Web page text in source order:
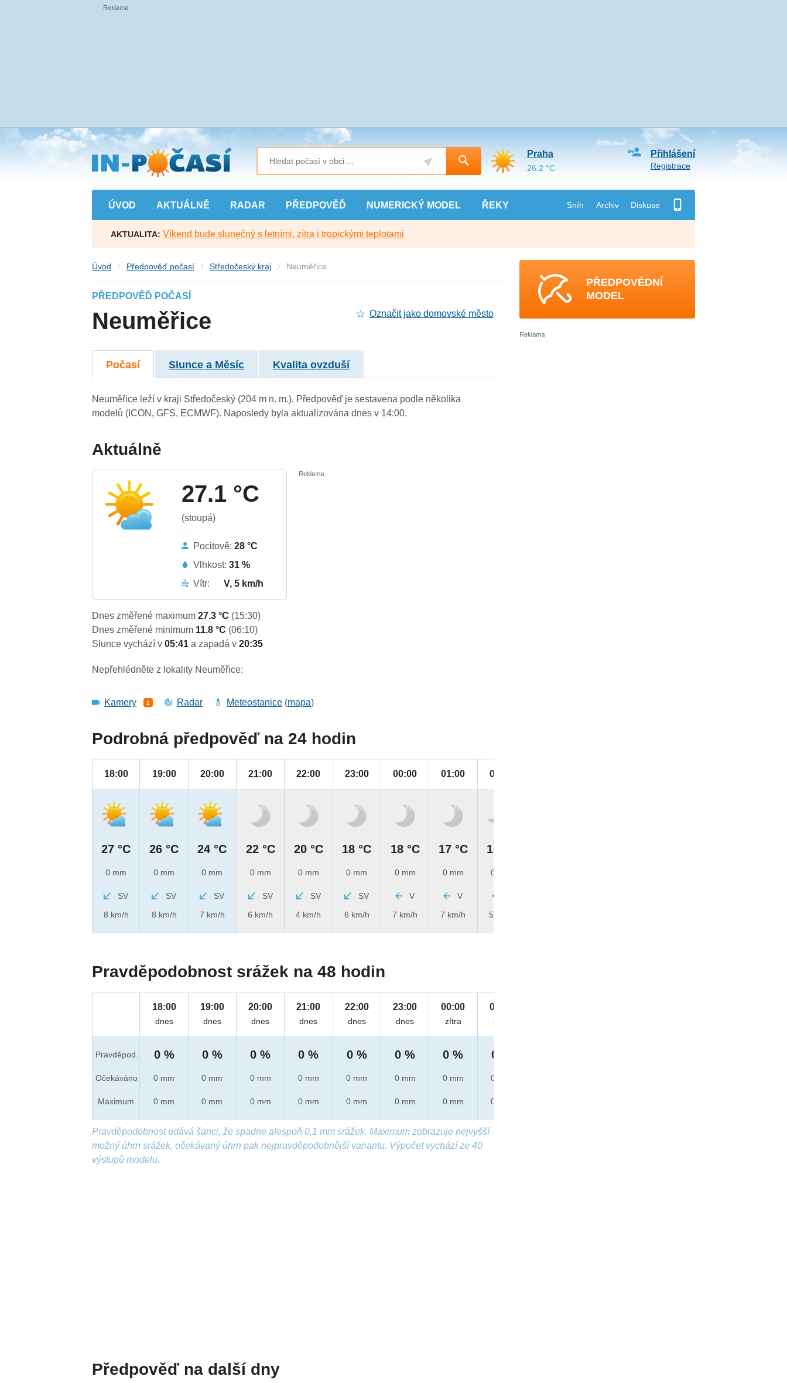
Přejít
na
hlavní
obsah
ÚVOD AKTUÁLNĚ RADAR PŘEDPOVĚĎ NUMERICKÝ MODEL ŘEKY Sníh Archiv Diskuse
Přihlášení
Registrace
Praha
26.2 °C
AKTUALITA: Víkend bude slunečný s letními, zítra i tropickými teplotami
Úvod Předpověď počasí Středočeský kraj Neuměřice
PŘEDPOVĚĎ POČASÍ
Neuměřice Označit jako domovské město
Počasí Slunce a Měsíc Kvalita ovzduší
Neuměřice leží v kraji Středočeský (204 m n. m.). Předpověď je sestavena podle několika
modelů (ICON, GFS, ECMWF). Naposledy byla aktualizována dnes v 14:00.
Aktuálně
27.1 °C
(stoupá)
Pocitově:28 °C
Vlhkost:31 %
Vítr:
V, 5 km/h
Dnes změřené maximum27.3 °C (15:30)
Dnes změřené minimum 11.8 °C (06:10)
Slunce vychází v05:41a zapadá v20:35
Nepřehlédněte z lokality Neuměřice:
Kamery 1 Radar Meteostanice (mapa)
Podrobná předpověď na 24 hodin
18:00
27 °C
0 mm
SV
8 km/h
19:00
26 °C
0 mm
SV
8 km/h
20:00
24 °C
0 mm
SV
7 km/h
21:00
22 °C
0 mm
SV
6 km/h
22:00
20 °C
0 mm
SV
4 km/h
23:00
18 °C
0 mm
SV
6 km/h
00:00
18 °C
0 mm
V
7 km/h
01:00
17 °C
0 mm
V
7 km/h
02:00
16 °C
0 mm
5 km/h
Pravděpodobnost srážek na 48 hodin
Pravděpod.
Očekáváno
Maximum
18:00
dnes
0 %
0 mm
0 mm
19:00
dnes
0 %
0 mm
0 mm
20:00
dnes
0 %
0 mm
0 mm
21:00
dnes
0 %
0 mm
0 mm
22:00
dnes
0 %
0 mm
0 mm
23:00
dnes
0 %
0 mm
0 mm
00:00
zítra
0 %
0 mm
0 mm
01:00
zítra
0 %
0 mm
0 mm
Pravděpodobnost udává šanci, že spadne alespoň 0,1 mm srážek. Maximum zobrazuje nejvyšší
možný úhrn srážek, očekávaný úhrn pak nejpravděpodobnější variantu. Výpočet vychází ze 40
výstupů modelu.
Předpověď na další dny
PŘEDPOVĚDNÍ
MODEL